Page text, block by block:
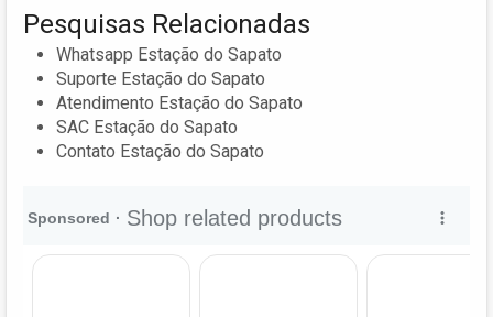
Pesquisas Relacionadas
Whatsapp Estação do Sapato
Suporte Estação do Sapato
Atendimento Estação do Sapato
SAC Estação do Sapato
Contato Estação do Sapato